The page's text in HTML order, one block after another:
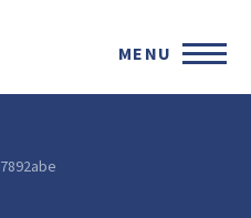
MENU